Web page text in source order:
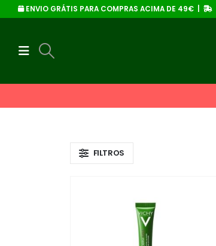
ENVIO GRÁTIS PARA COMPRAS ACIMA DE 49€ |
FILTROS